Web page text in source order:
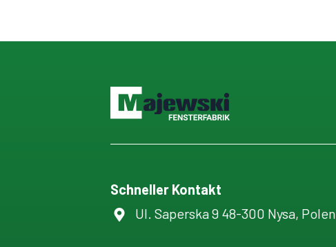
Schneller Kontakt
Ul. Saperska 9 48-300 Nysa, Polen